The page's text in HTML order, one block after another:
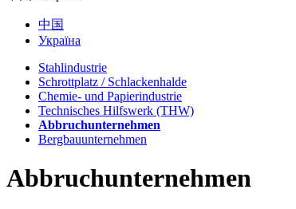
中国
Україна
Stahlindustrie
Schrottplatz / Schlackenhalde
Chemie- und Papierindustrie
Technisches Hilfswerk (THW)
Abbruchunternehmen
Bergbauunternehmen
Abbruchunternehmen